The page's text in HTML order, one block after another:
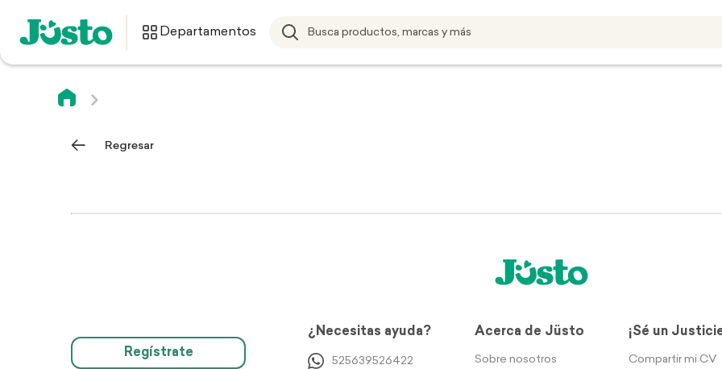
Departamentos
Regresar
Regístrate
¿Necesitas ayuda?
525639526422
Acerca de Jüsto
Sobre nosotros
¡Sé un
Compartir mi CV